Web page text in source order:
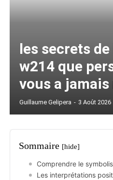
les secrets
w214 que
vous a
Guillaume Gelipera - 3 Août 2026
Sommaire [hide]
Comprendre le
Les interprétations